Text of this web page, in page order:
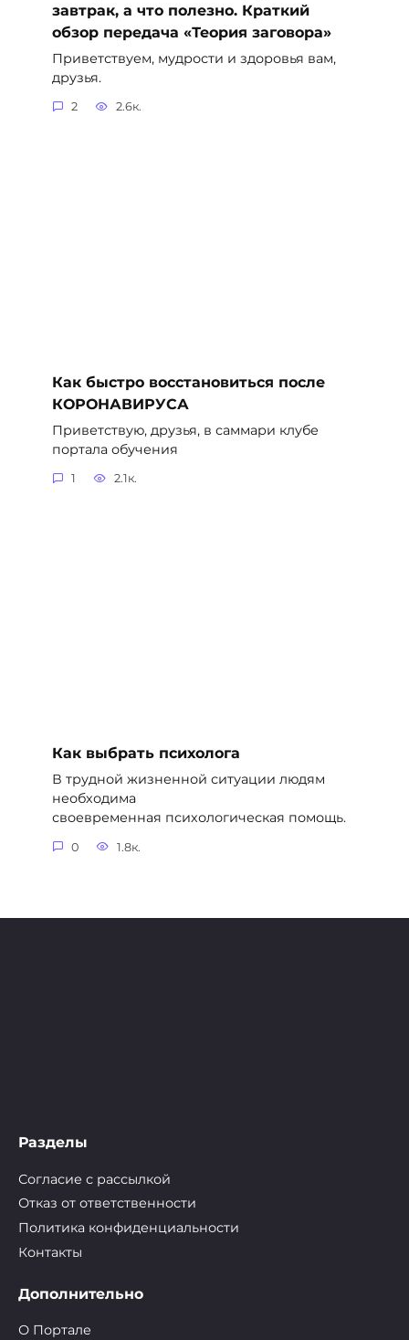
завтрак, а что полезно. Краткий
обзор передача «Теория заговора»
Приветствуем, мудрости и здоровья вам,
друзья.
2 2.6к.
Как быстро восстановиться после
КОРОНАВИРУСА
Приветствую, друзья, в саммари клубе
портала обучения
1 2.1к.
Как выбрать психолога
В трудной жизненной ситуации людям
необходима
своевременная психологическая помощь.
0 1.8к.
Разделы
Согласие с рассылкой
Отказ от ответственности
Политика конфиденциальности
Контакты
Дополнительно
О Портале